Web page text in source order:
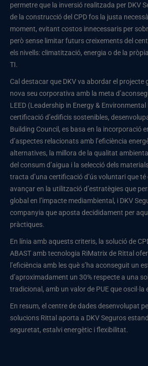
permetre que la inversió realitzada per DKV
de la construcció del CPD fos la justa
moment, evitant costos innecessaris per
però sense limitar futurs creixements del
els nivells: climatització, energia o de la
TI.
Cal destacar que DKV va abordar el projecte
nova seu corporativa amb la meta
LEED (Leadership in Energy &
certificació d’edificis sostenibles,
Building Council, es basa en la incorporació
d’aspectes relacionats amb l’eficiència
alternatives, la millora de la qualitat
del consum d’aigua i la selecció dels
tracta d’una certificació d’ús voluntari que
avançar en la utilització d’estratègies que
global en l’impacte mediambiental, i DKV
companyia que aposta decididament per
pràctiques.
En línia amb aquests criteris, la solució de
ABAST amb tecnologia RiMatrix de Rittal
l’eficiència amb les què s’ha aconseguit un
d’aproximadament un 30% respecte a una
tradicional, amb un valor de PUE que oscil·la
En resum, el centre de dades desenvolupat
solucions Rittal aporta a DKV Seguros
seguretat, estalvi energètic i flexibilitat.